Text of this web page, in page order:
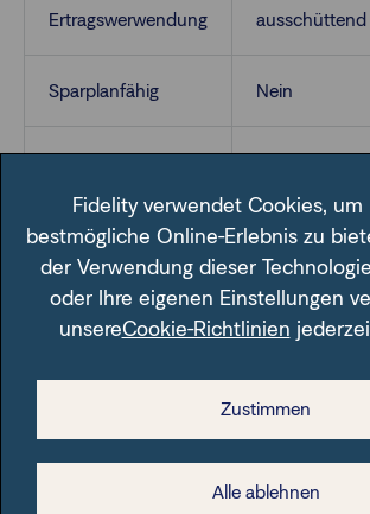
Ertragswerwendung ausschüttend
Sparplanfähig Nein
VL-fähig Nein
Im Fondsfinder der FFB unter der
Fidelity verwendet Cookies, um
bestmögliche Online-Erlebnis zu
der Verwendung dieser
oder Ihre eigenen Einstellungen
unsereCookie-Richtlinien
Zustimmen
Alle ablehnen